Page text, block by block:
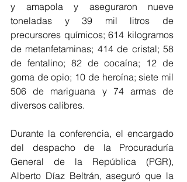
y amapola y aseguraron nueve
toneladas y 39 mil litros de
precursores químicos; 614 kilogramos
de metanfetaminas; 414 de cristal; 58
de fentalino; 82 de cocaína; 12 de
goma de opio; 10 de heroína; siete mil
506 de mariguana y 74 armas de
diversos calibres.
Durante la conferencia, el encargado
del despacho de la Procuraduría
General de la República (PGR),
Alberto Díaz Beltrán, aseguró que la